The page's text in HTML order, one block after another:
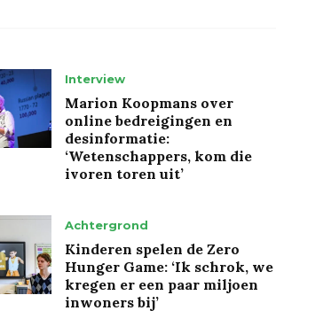
Interview
Marion Koopmans over
online bedreigingen en
desinformatie:
‘Wetenschappers, kom die
ivoren toren uit’
Achtergrond
Kinderen spelen de Zero
Hunger Game: ‘Ik schrok, we
kregen er een paar miljoen
inwoners bij’